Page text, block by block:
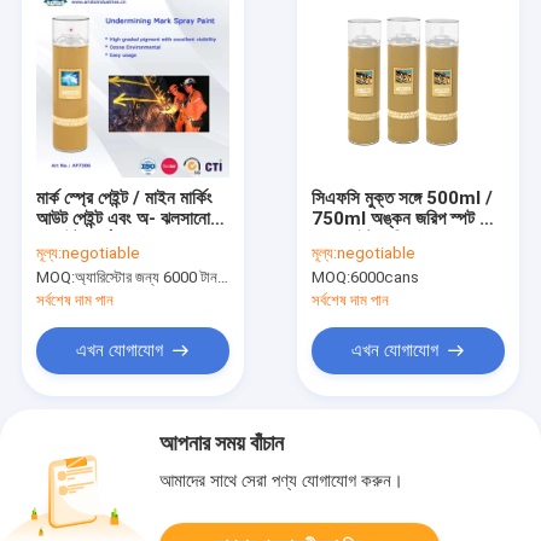
মার্ক স্প্রে পেইন্ট / মাইন মার্কিং
আউট পেইন্ট এবং অ- ঝলসানো
undermining
মূল্য:negotiable
MOQ:অ্যারিস্টোর জন্য 6000 টান, ই এম ব্র্যান্ডের জন্য 15000 কয়েন
সর্বশেষ দাম পান
এখন যোগাযোগ
সিএফসি মুক্ত সঙ্গে 500ml /
750ml অঙ্কন জরিপ স্পট মার্ক
মূল্য:negotiable
MOQ:6000cans
সর্বশেষ দাম পান
এখন যোগাযোগ
আপনার সময় বাঁচান
আমাদের সাথে সেরা পণ্য যোগাযোগ করুন।